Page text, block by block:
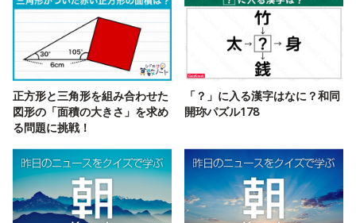
正方形と三角形を組み合わせた
図形の「面積の大きさ」を求め
る問題に挑戦！
「？」に入る漢字はなに？和同
開珎パズル178